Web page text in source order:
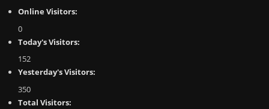
Online Visitors:
0
Today's Visitors:
152
Yesterday's Visitors:
350
Total Visitors: